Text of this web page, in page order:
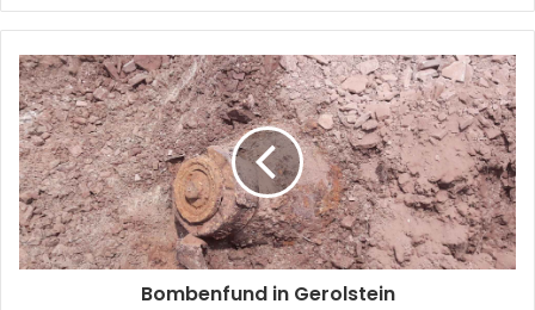
Bombenfund in Gerolstein